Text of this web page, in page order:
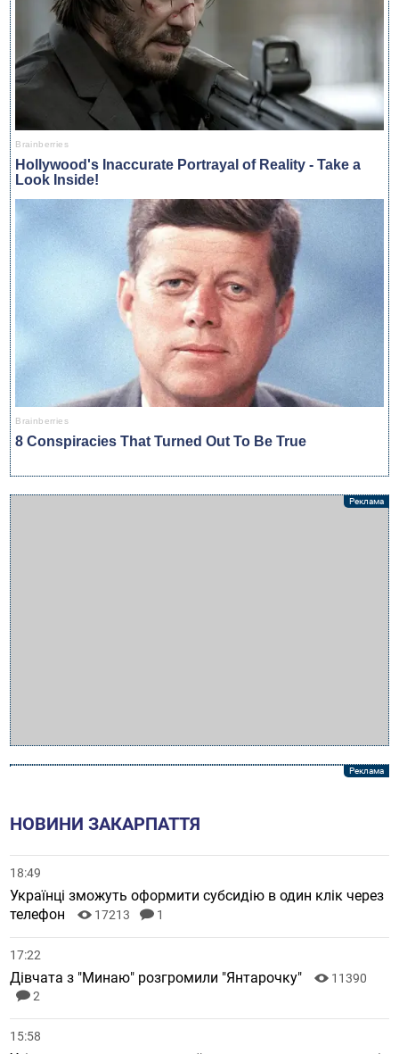
НОВИНИ ЗАКАРПАТТЯ
18:49
Українці зможуть оформити субсидію в один клік через
телефон
17213 1
17:22
Дівчата з "Минаю" розгромили "Янтарочку"
11390
2
15:58